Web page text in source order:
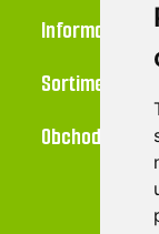
Informace
Sortiment
Obchod